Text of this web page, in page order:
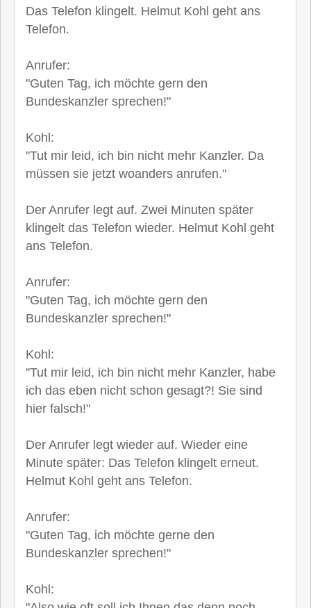
Das Telefon klingelt. Helmut Kohl geht ans
Telefon.
Anrufer:
"Guten Tag, ich möchte gern den
Bundeskanzler sprechen!"
Kohl:
"Tut mir leid, ich bin nicht mehr Kanzler. Da
müssen sie jetzt woanders anrufen."
Der Anrufer legt auf. Zwei Minuten später
klingelt das Telefon wieder. Helmut Kohl geht
ans Telefon.
Anrufer:
"Guten Tag, ich möchte gern den
Bundeskanzler sprechen!"
Kohl:
"Tut mir leid, ich bin nicht mehr Kanzler, habe
ich das eben nicht schon gesagt?! Sie sind
hier falsch!"
Der Anrufer legt wieder auf. Wieder eine
Minute später: Das Telefon klingelt erneut.
Helmut Kohl geht ans Telefon.
Anrufer:
"Guten Tag, ich möchte gerne den
Bundeskanzler sprechen!"
Kohl: